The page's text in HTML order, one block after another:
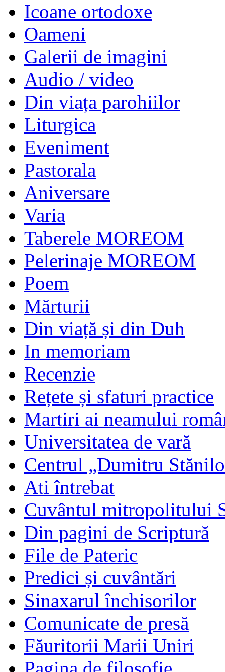
Icoane ortodoxe
Oameni
Galerii de imagini
Audio / video
Din viața parohiilor
Liturgica
Eveniment
Pastorala
Aniversare
Varia
Taberele MOREOM
Pelerinaje MOREOM
Poem
Mărturii
Din viață și din Duh
In memoriam
Recenzie
Rețete și sfaturi practice
Martiri ai neamului
Universitatea de vară
Centrul „Dumitru
Ati întrebat
Cuvântul mitropolitului
Din pagini de Scriptură
File de Pateric
Predici și cuvântări
Sinaxarul închisorilor
Comunicate de presă
Făuritorii Marii Uniri